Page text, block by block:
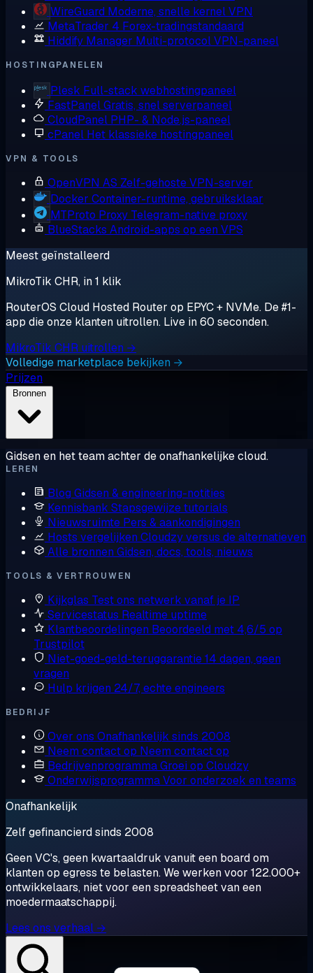
WireGuard Moderne, snelle kernel VPN
MetaTrader 4 Forex-tradingstandaard
Hiddify Manager Multi-protocol VPN-paneel
HOSTINGPANELEN
Plesk Full-stack webhostingpaneel
FastPanelGratis, snel serverpaneel
CloudPanel PHP- & Node.js-paneel
cPanel Het klassieke hostingpaneel
VPN & TOOLS
OpenVPN AS Zelf-gehoste VPN-server
Docker Container-runtime, gebruiksklaar
MTProto Proxy Telegram-native proxy
BlueStacks Android-apps op een VPS
Meest geïnstalleerd
MikroTik CHR, in 1 klik
RouterOS Cloud Hosted Router op EPYC + NVMe. De #1-
app die onze klanten uitrollen. Live in 60 seconden.
MikroTik CHR uitrollen →
Volledige marketplace bekijken →
Prijzen
Gidsen en het team achter de onafhankelijke cloud.
LEREN
Blog Gidsen & engineering-notities
Kennisbank Stapsgewijze tutorials
Nieuwsruimte Pers & aankondigingen
Hosts vergelijken Cloudzy versus de alternatieven
Alle bronnen Gidsen, docs, tools, nieuws
TOOLS & VERTROUWEN
Kijkglas Test ons netwerk vanaf je IP
Servicestatus Realtime uptime
Klantbeoordelingen Beoordeeld met 4,6/5 op
Trustpilot
Niet-goed-geld-teruggarantie14 dagen, geen
vragen
Hulp krijgen 24/7, echte engineers
BEDRIJF
Over ons Onafhankelijk sinds 2008
Neem contact op Neem contact op
BedrijvenprogrammaGroei op Cloudzy
OnderwijsprogrammaVoor onderzoek en teams
Onafhankelijk
Zelf gefinancierd sinds 2008
Geen VC's, geen kwartaaldruk vanuit een board om
klanten op egress te belasten. We werken voor 122.000+
ontwikkelaars, niet voor een spreadsheet van een
moedermaatschappij.
Lees ons verhaal →